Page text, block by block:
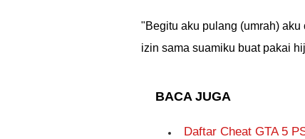
"Begitu aku pulang (umrah)
izin sama suamiku buat pakai
BACA JUGA
Daftar Cheat GTA 5